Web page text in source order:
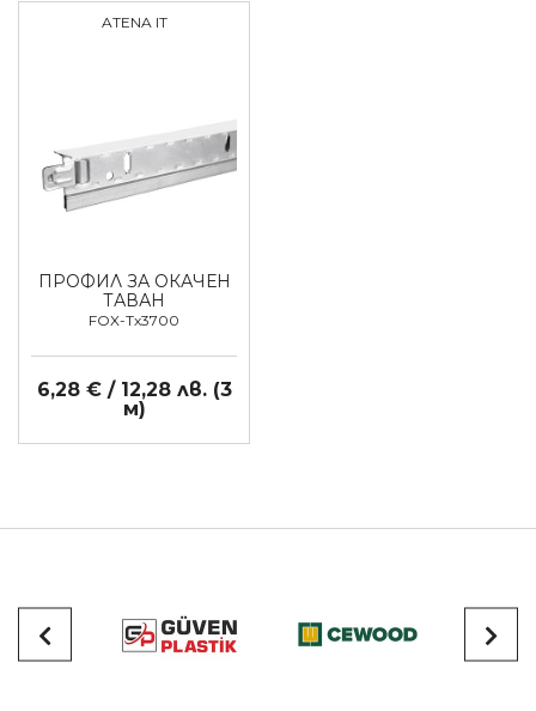
ATENA IT
ПРОФИЛ ЗА ОКАЧЕН
ТАВАН
FOX-Tx3700
6,28 € / 12,28 лв. (3
м)